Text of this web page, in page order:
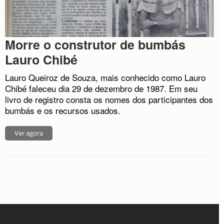
Morre o construtor de bumbás
Lauro Chibé
Lauro Queiroz de Souza, mais conhecido como Lauro
Chibé faleceu dia 29 de dezembro de 1987. Em seu
livro de registro consta os nomes dos participantes dos
bumbás e os recursos usados.
Ver agora